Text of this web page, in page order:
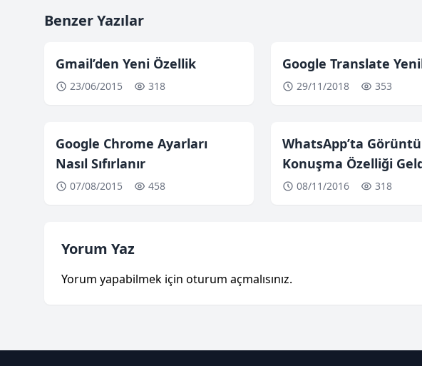
Benzer Yazılar
Gmail’den Yeni Özellik
23/06/2015 318
Google Translate
29/11/2018 353
Google Chrome Ayarları
Nasıl Sıfırlanır
07/08/2015 458
WhatsApp’ta
Konuşma Özelliği
08/11/2016 318
Yorum Yaz
Yorum yapabilmek için oturum açmalısınız.